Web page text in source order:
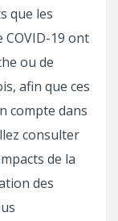
que les
COVID-19 ont
ou de
afin que ces
compte dans
consulter
de la
des